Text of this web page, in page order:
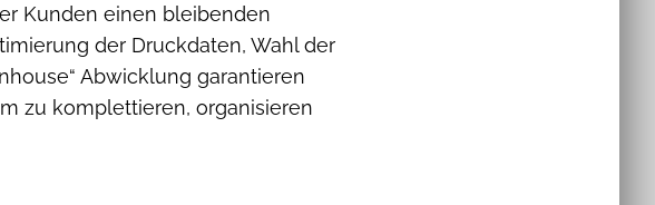
Kunden einen bleibenden
der Druckdaten, Wahl der
Abwicklung garantieren
zu komplettieren, organisieren